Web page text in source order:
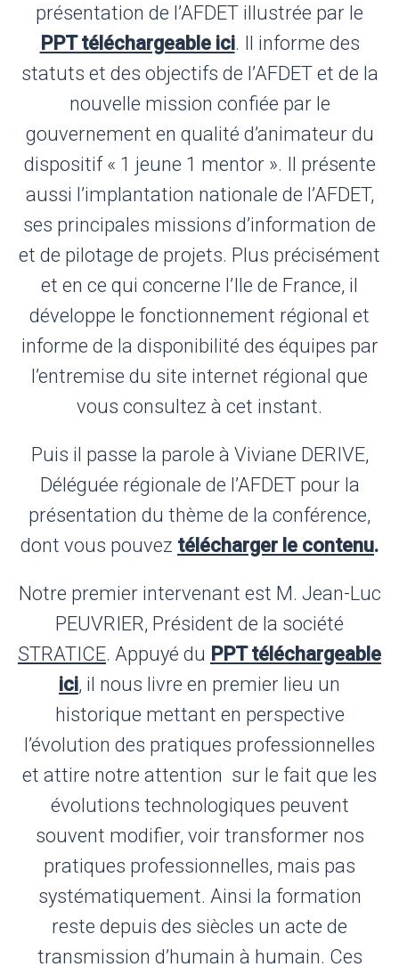
présentation de l’AFDET illustrée par le
PPT téléchargeable ici. Il informe des
statuts et des objectifs de l’AFDET et de la
nouvelle mission confiée par le
gouvernement en qualité d’animateur du
dispositif « 1 jeune 1 mentor ». Il présente
aussi l’implantation nationale de l’AFDET,
ses principales missions d’information de
et de pilotage de projets. Plus précisément
et en ce qui concerne l’Ile de France, il
développe le fonctionnement régional et
informe de la disponibilité des équipes par
l’entremise du site internet régional que
vous consultez à cet instant.
Puis il passe la parole à Viviane DERIVE,
Déléguée régionale de l’AFDET pour la
présentation du thème de la conférence,
dont vous pouvez télécharger le contenu.
Notre premier intervenant est M. Jean-Luc
PEUVRIER, Président de la société
STRATICE. Appuyé du PPT téléchargeable
ici, il nous livre en premier lieu un
historique mettant en perspective
l’évolution des pratiques professionnelles
et attire notre attention sur le fait que les
évolutions technologiques peuvent
souvent modifier, voir transformer nos
pratiques professionnelles, mais pas
systématiquement. Ainsi la formation
reste depuis des siècles un acte de
transmission d’humain à humain. Ces